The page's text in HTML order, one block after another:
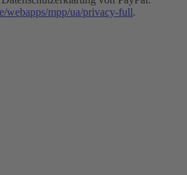
webapps/mpp/ua/privacy-full.